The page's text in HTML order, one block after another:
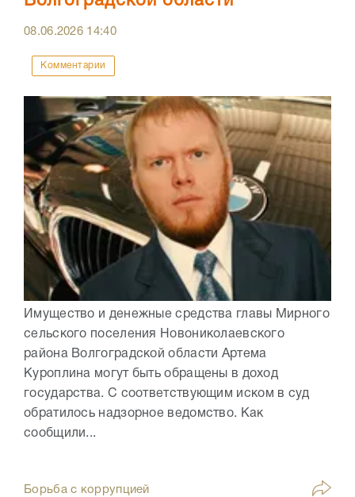
08.06.2026 14:40
Комментарии
Имущество и денежные средства главы Мирного
сельского поселения Новониколаевского
района Волгоградской области Артема
Куроплина могут быть обращены в доход
государства. С соответствующим иском в суд
обратилось надзорное ведомство. Как
сообщили...
Борьба с коррупцией